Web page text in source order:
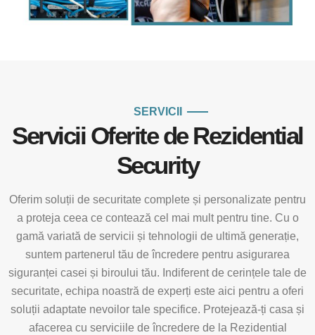
SERVICII
Servicii Oferite de Rezidential
Security
Oferim soluții de securitate complete și personalizate pentru
a proteja ceea ce contează cel mai mult pentru tine. Cu o
gamă variată de servicii și tehnologii de ultimă generație,
suntem partenerul tău de încredere pentru asigurarea
siguranței casei și biroului tău. Indiferent de cerințele tale de
securitate, echipa noastră de experți este aici pentru a oferi
soluții adaptate nevoilor tale specifice. Protejează-ți casa și
afacerea cu serviciile de încredere de la Rezidential